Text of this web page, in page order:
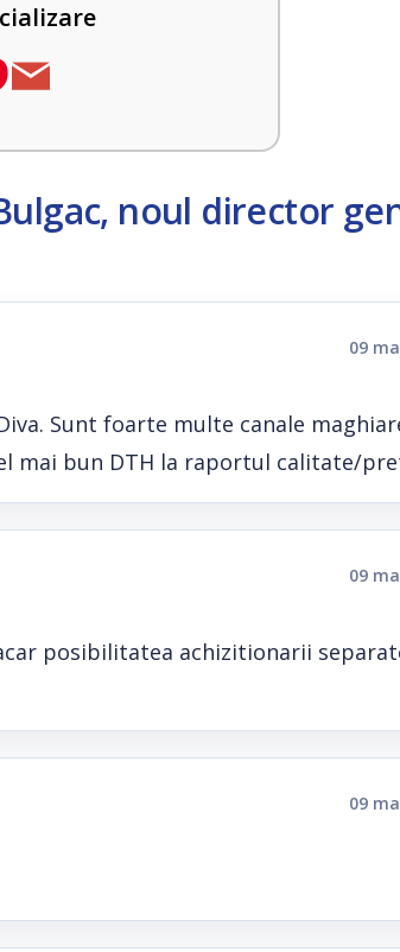
noul director
09
Sunt foarte multe canale
mai bun DTH la raportul calitate/
09
posibilitatea achizitionarii
09